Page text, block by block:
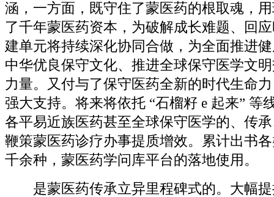
涵，一方面，既守住了蒙医药的根取魂，
了千年蒙医药资本，为破解成长难题、回
建单元将持续深化协同合做，为全面推进
中华优良保守文化、推进全球保守医学文
力量。又付与了保守医药全新的时代生命
强大支持。将来将依托 “石榴籽 e 起来” 等
各平易近族医药甚至全球保守医学的、传
鞭策蒙医药诊疗办事提质增效。累计出书
千余种，蒙医药学问库平台的落地使用。
是蒙医药传承立异里程碑式的。大幅提